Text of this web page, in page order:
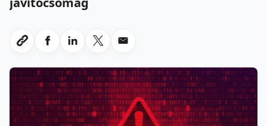
Link masolasa
Megosztas Facebookon
Megosztas LinkedInen
Megosztas X-en
Megosztas emailben